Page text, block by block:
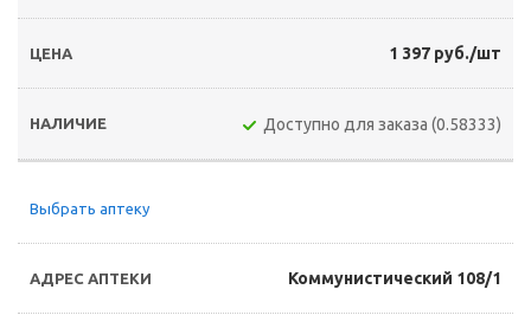
1 397 руб./шт
Доступно для заказа (0.58333)
Выбрать аптеку
Коммунистический 108/1